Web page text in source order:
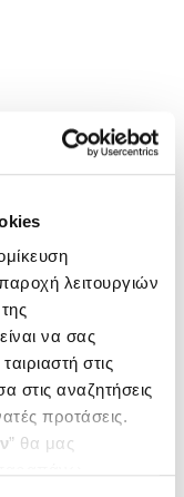
λειτουργιών
να σας
στις
στις αναζητήσεις
προτάσεις.
” θα μας